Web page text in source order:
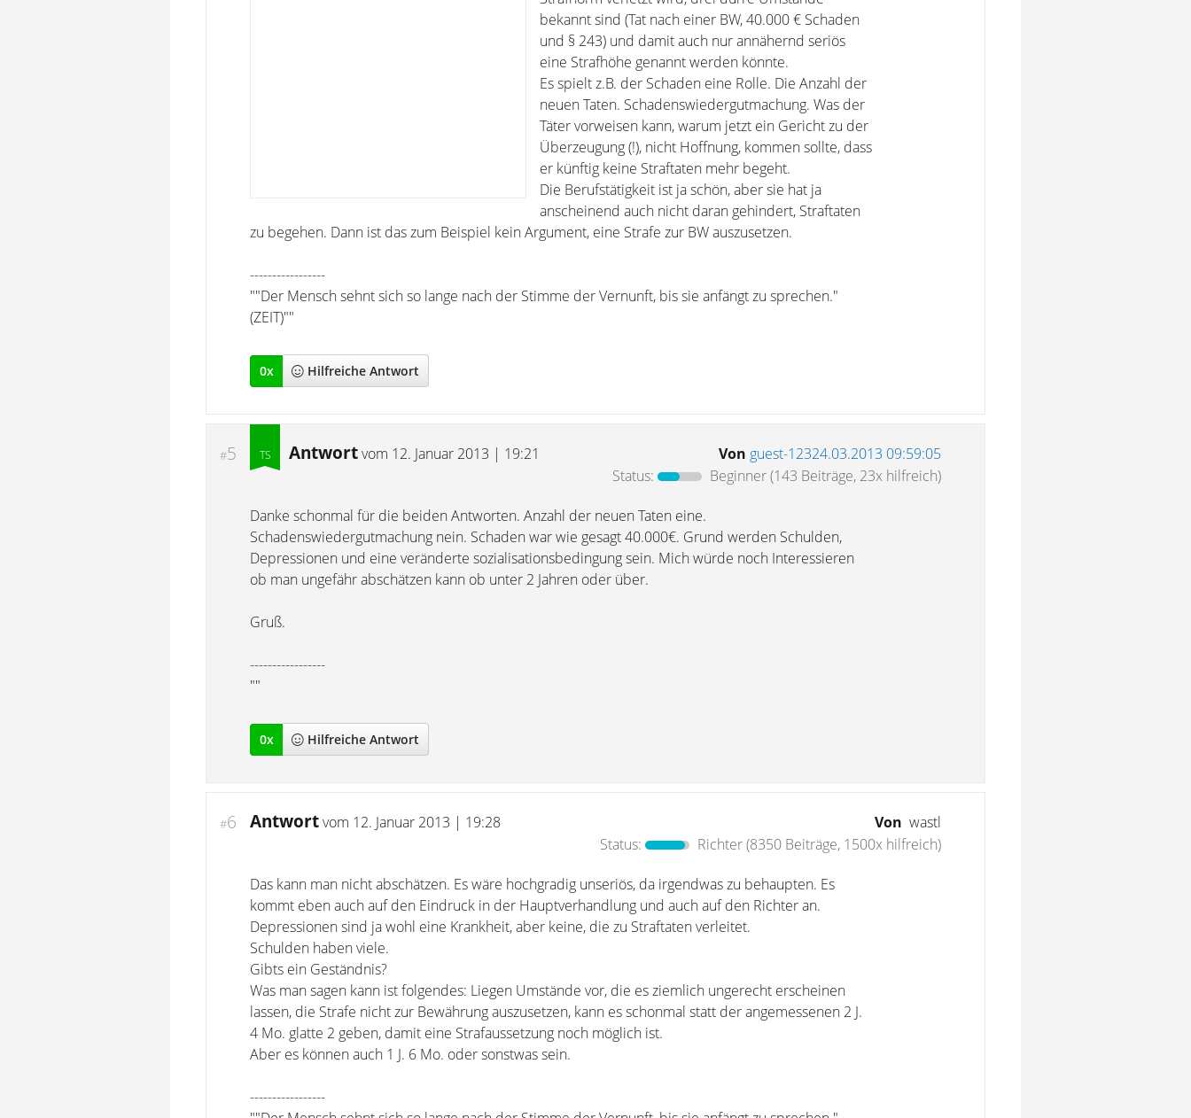
bekannt sind (Tat nach einer BW, 40.000 € Schaden
und § 243) und damit auch nur annähernd seriös
eine Strafhöhe genannt werden könnte.
Es spielt z.B. der Schaden eine Rolle. Die Anzahl der
neuen Taten. Schadenswiedergutmachung. Was der
Täter vorweisen kann, warum jetzt ein Gericht zu der
Überzeugung (!), nicht Hoffnung, kommen sollte, dass
er künftig keine Straftaten mehr begeht.
Die Berufstätigkeit ist ja schön, aber sie hat ja
anscheinend auch nicht daran gehindert, Straftaten
zu begehen. Dann ist das zum Beispiel kein Argument, eine Strafe zur BW auszusetzen.
-----------------
""Der Mensch sehnt sich so lange nach der Stimme der Vernunft, bis sie anfängt zu sprechen."
(ZEIT)""
0x Hilfreiche Antwort
#5 Antwortvom 12. Januar 2013 | 19:21 Von guest-12324.03.2013 09:59:05
Status:
Beginner(143 Beiträge, 23x hilfreich)
Danke schonmal für die beiden Antworten. Anzahl der neuen Taten eine.
Schadenswiedergutmachung nein. Schaden war wie gesagt 40.000€. Grund werden Schulden,
Depressionen und eine veränderte sozialisationsbedingung sein. Mich würde noch Interessieren
ob man ungefähr abschätzen kann ob unter 2 Jahren oder über.
Gruß.
-----------------
""
0x Hilfreiche Antwort
#6 Antwortvom 12. Januar 2013 | 19:28 Von wastl
Status:
Richter(8350 Beiträge, 1500x hilfreich)
Das kann man nicht abschätzen. Es wäre hochgradig unseriös, da irgendwas zu behaupten. Es
kommt eben auch auf den Eindruck in der Hauptverhandlung und auch auf den Richter an.
Depressionen sind ja wohl eine Krankheit, aber keine, die zu Straftaten verleitet.
Schulden haben viele.
Gibts ein Geständnis?
Was man sagen kann ist folgendes: Liegen Umstände vor, die es ziemlich ungerecht erscheinen
lassen, die Strafe nicht zur Bewährung auszusetzen, kann es schonmal statt der angemessenen 2 J.
4 Mo. glatte 2 geben, damit eine Strafaussetzung noch möglich ist.
Aber es können auch 1 J. 6 Mo. oder sonstwas sein.
-----------------